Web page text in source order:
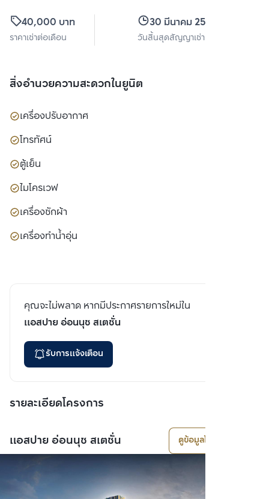
40,000 บาท
ราคาเช่าต่อเดือน
30 มีนาคม 2570
วันสิ้นสุดสัญญาเช่า
สิ่งอำนวยความสะดวกในยูนิต
เครื่องปรับอากาศ
โทรทัศน์
ตู้เย็น
ไมโครเวฟ
เครื่องซักผ้า
เครื่องทำน้ำอุ่น
คุณจะไม่พลาด หากมีประกาศรายการใหม่ใน
แอสปาย อ่อนนุช สเตชั่น
รับการแจ้งเตือน
รายละเอียดโครงการ
แอสปาย อ่อนนุช สเตชั่น ดูข้อมูลโครงการ